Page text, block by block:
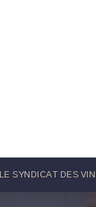
LE SYNDICAT DES